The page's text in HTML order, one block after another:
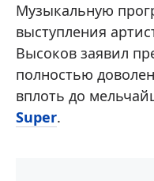
Музыкальную
выступления
Высоков заявил
полностью
вплоть до
Super.